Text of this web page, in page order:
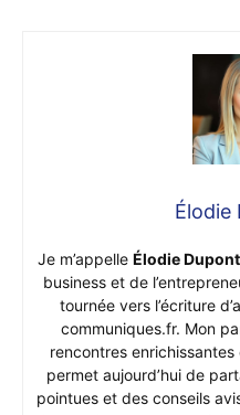
Élodie
Je m’appelle Élodie
business et de
tournée vers l’écriture
communiques.fr. Mon
rencontres enrichissantes
permet aujourd’hui de
pointues et des conseils